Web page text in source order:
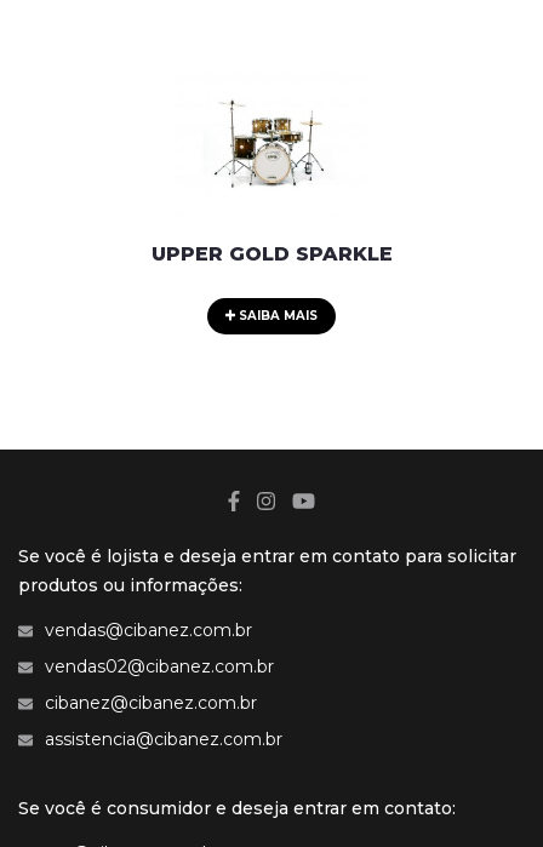
UPPER GOLD SPARKLE
SAIBA MAIS
Se você é lojista e deseja entrar em contato para solicitar
produtos ou informações:
vendas@cibanez.com.br
vendas02@cibanez.com.br
cibanez@cibanez.com.br
assistencia@cibanez.com.br
Se você é consumidor e deseja entrar em contato: